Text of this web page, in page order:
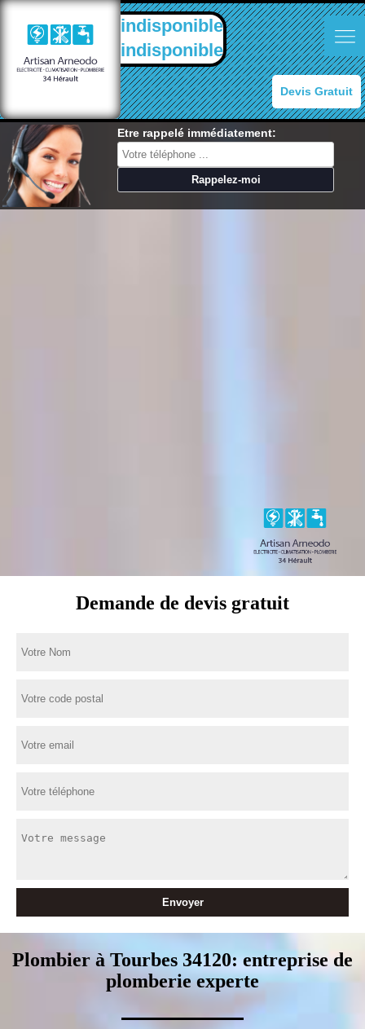
indisponible
indisponible
Devis Gratuit
Etre rappelé immédiatement:
Demande de devis gratuit
Plombier à Tourbes 34120: entreprise de
plomberie experte